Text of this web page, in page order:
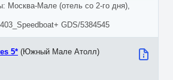
Москва-Мале (отель со 2-го дня),
GDS/5384545
5* (Южный Мале Атолл)